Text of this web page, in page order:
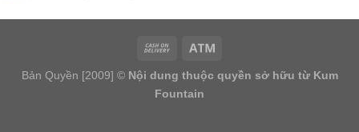
Bản Quyền [2009] © Nội dung thuộc quyền sở hữu từ Kum
Fountain